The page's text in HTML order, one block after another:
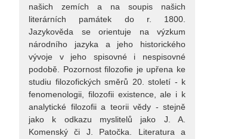
našich zemích a na soupis našich
literárních památek do r. 1800.
Jazykověda se orientuje na výzkum
národního jazyka a jeho historického
vývoje v jeho spisovné i nespisovné
podobě. Pozornost filozofie je upřena ke
studiu filozofických směrů 20. století - k
fenomenologii, filozofii existence, ale i k
analytické filozofii a teorii vědy - stejně
jako k odkazu myslitelů jako J. A.
Komenský či J. Patočka. Literatura a